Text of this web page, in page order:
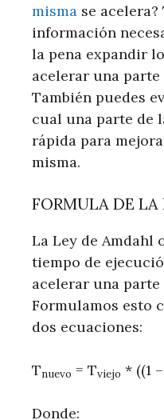
misma se
información
la pena expandir
acelerar una
También puedes
cual una parte de
rápida para
misma.
FORMULA DE
La Ley de Amdahl
tiempo de
acelerar una
Formulamos esto
dos ecuaciones:
Tnuevo = Tviejo * ((1
Donde: